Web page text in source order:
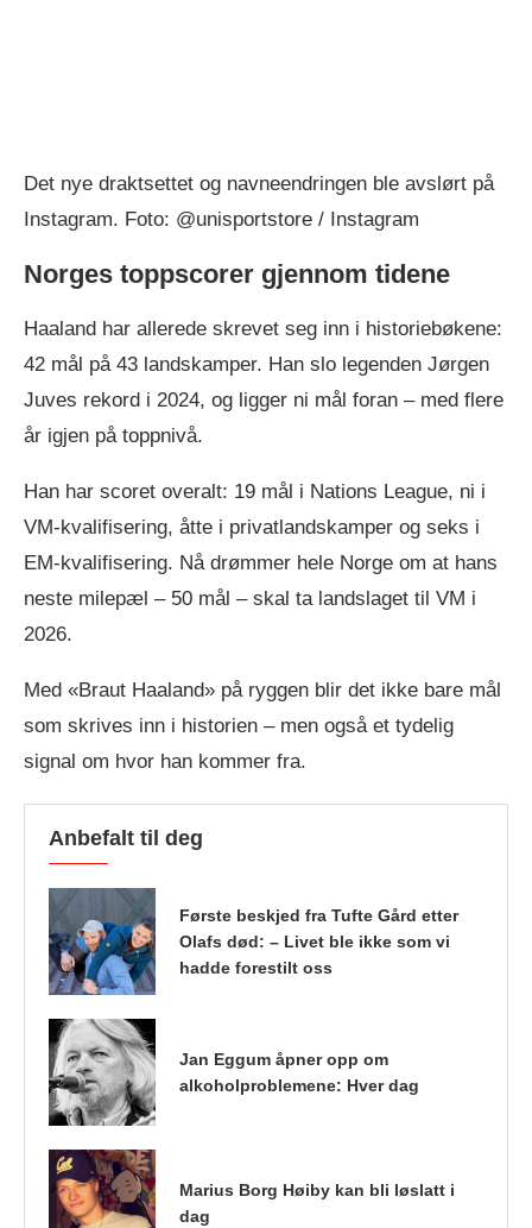
Det nye draktsettet og navneendringen ble avslørt på
Instagram. Foto: @unisportstore / Instagram
Norges toppscorer gjennom tidene
Haaland har allerede skrevet seg inn i historiebøkene:
42 mål på 43 landskamper. Han slo legenden Jørgen
Juves rekord i 2024, og ligger ni mål foran – med flere
år igjen på toppnivå.
Han har scoret overalt: 19 mål i Nations League, ni i
VM-kvalifisering, åtte i privatlandskamper og seks i
EM-kvalifisering. Nå drømmer hele Norge om at hans
neste milepæl – 50 mål – skal ta landslaget til VM i
2026.
Med «Braut Haaland» på ryggen blir det ikke bare mål
som skrives inn i historien – men også et tydelig
signal om hvor han kommer fra.
Anbefalt til deg
Første beskjed fra Tufte Gård etter
Olafs død: – Livet ble ikke som vi
hadde forestilt oss
Jan Eggum åpner opp om
alkoholproblemene: Hver dag
Marius Borg Høiby kan bli løslatt i
dag